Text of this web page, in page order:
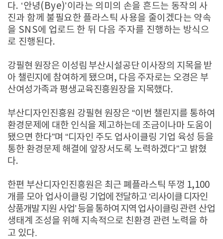
다. ‘안녕(Bye)’이라는 의미의 손을 흔드는 동작의 사
진과 함께 불필요한 플라스틱 사용을 줄이겠다는 약속
을 SNS에 업로드 한 뒤 다음 주자를 진행하는 방식으
로 진행된다.
강필현 원장은 이성림 부산시설공단 이사장의 지목을 받
아 챌린지에 참여하게 됐으며 , 다음 주자로는 오경은 부
산여성가족과 평생교육진흥원장을 지목했다.
부산디자인진흥원 강필현 원장은 “이번 챌린지를 통하여
환경문제에 대한 인식을 제고하는데 조금이나마 도움이
됐으면 한다”며 “디자인 주도 업사이클링 기업 육성 등을
통한 환경문제 해결에 앞장서도록 노력하겠다”고 밝혔
다.
한편 부산디자인진흥원은 최근 폐플라스틱 뚜껑 1,100
개를 모아 업사이클링 기업에 전달하고‘리사이클 디자인
상품개발 지원 사업’등을 통하여 지역 업사이클링 관련 산업
생태계 조성을 위해 지속적으로 친환경 관련 노력을 하
고 있다.